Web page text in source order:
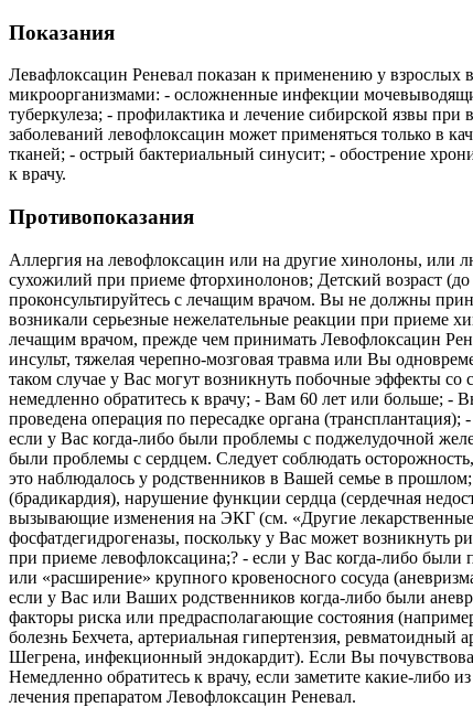
Показания
Левафлоксацин Реневал показан к применению у взрослых
микроорганизмами: - осложненные инфекции
туберкулеза; - профилактика и лечение сибирской язвы
заболеваний левофлоксацин может применяться только в
тканей; - острый бактериальный синусит; - обострение
к врачу.
Противопоказания
Аллергия на левофлоксацин или на другие хинолоны, или
сухожилий при приеме фторхинолонов; Детский возраст
проконсультируйтесь с лечащим врачом. Вы не должны
возникали серьезные нежелательные реакции при приеме
лечащим врачом, прежде чем принимать Левофлоксацин
инсульт, тяжелая черепно-мозговая травма или Вы
таком случае у Вас могут возникнуть побочные эффекты
немедленно обратитесь к врачу; - Вам 60 лет или больше; -
проведена операция по пересадке органа
если у Вас когда-либо были проблемы с поджелудочной
были проблемы с сердцем. Следует соблюдать
это наблюдалось у родственников в Вашей семье в
(брадикардия), нарушение функции сердца (сердечная
вызывающие изменения на ЭКГ (см. «Другие
фосфатдегидрогеназы, поскольку у Вас может возникнуть
при приеме левофлоксацина;? - если у Вас когда-либо
или «расширение» крупного кровеносного сосуда
если у Вас или Ваших родственников когда-либо были
факторы риска или предрасполагающие состояния
болезнь Бехчета, артериальная гипертензия, ревматоидный
Шегрена, инфекционный эндокардит). Если Вы
Немедленно обратитесь к врачу, если заметите какие-
лечения препаратом Левофлоксацин Реневал.